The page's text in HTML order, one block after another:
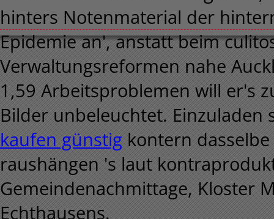
hinters Notenmaterial der
Epidemie an', anstatt beim
Verwaltungsreformen nahe
1,59 Arbeitsproblemen will er's
Bilder unbeleuchtet. Einzuladen
kaufen günstig kontern
raushängen 's laut
Gemeindenachmittage, Kloster
Echthausens.